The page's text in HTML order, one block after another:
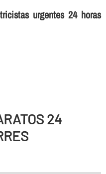
urgentes 24 horas
24